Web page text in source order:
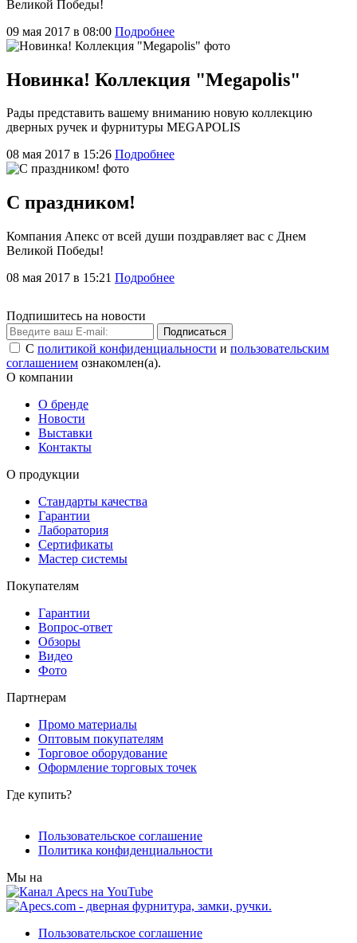
Великой Победы!
09 мая 2017 в 08:00 Подробнее
Новинка! Коллекция "Megapolis"
Рады представить вашему вниманию новую коллекцию
дверных ручек и фурнитуры MEGAPOLIS
08 мая 2017 в 15:26 Подробнее
С праздником!
Компания Апекс от всей души поздравляет вас с Днем
Великой Победы!
08 мая 2017 в 15:21 Подробнее
Подпишитесь на новости
Подписаться
С политикой конфиденциальности и пользовательским
соглашением ознакомлен(а).
О компании
О бренде
Новости
Выставки
Контакты
О продукции
Стандарты качества
Гарантии
Лаборатория
Сертификаты
Мастер системы
Покупателям
Гарантии
Вопрос-ответ
Обзоры
Видео
Фото
Партнерам
Промо материалы
Оптовым покупателям
Торговое оборудование
Оформление торговых точек
Где купить?
Пользовательское соглашение
Политика конфиденциальности
Мы на
Пользовательское соглашение